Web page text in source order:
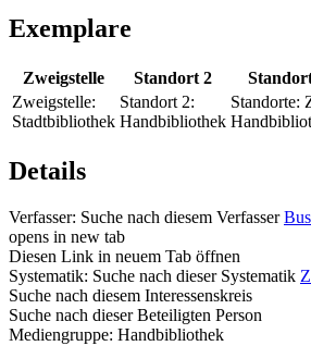
Exemplare
Zweigstelle Standort 2
Zweigstelle:
Stadtbibliothek
Standort 2:
Handbibliothek
Standorte:
Details
Verfasser: Suche nach diesem Verfasser
opens in new tab
Diesen Link in neuem Tab öffnen
Systematik: Suche nach dieser Systematik
Suche nach diesem Interessenskreis
Suche nach dieser Beteiligten Person
Mediengruppe: Handbibliothek